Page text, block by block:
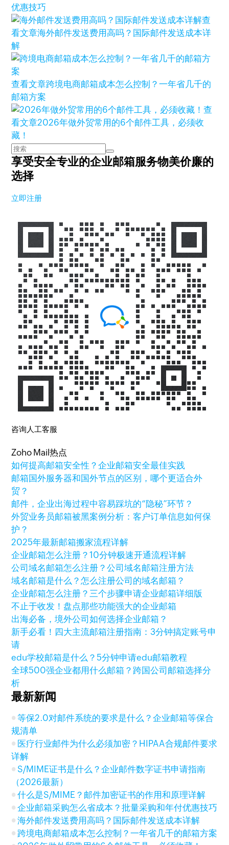
优惠技巧
查
看文章海外邮件发送费用高吗？国际邮件发送成本详
解
查看文章跨境电商邮箱成本怎么控制？一年省几千的
邮箱方案
查
看文章2026年做外贸常用的6个邮件工具，必须收
藏！
享受安全专业的企业邮箱服务物美价廉的
选择
立即注册
咨询人工客服
Zoho Mail热点
如何提高邮箱安全性？企业邮箱安全最佳实践
邮箱国外服务器和国外节点的区别，哪个更适合外
贸？
邮件，企业出海过程中容易踩坑的“隐秘”环节？
外贸业务员邮箱被黑案例分析：客户订单信息如何保
护？
2025年最新邮箱搬家流程详解
企业邮箱怎么注册？10分钟极速开通流程详解
公司域名邮箱怎么注册？公司域名邮箱注册方法
域名邮箱是什么？怎么注册公司的域名邮箱？
企业邮箱怎么注册？三个步骤申请企业邮箱详细版
不止于收发！盘点那些功能强大的企业邮箱
出海必备，境外公司如何选择企业邮箱？
新手必看！四大主流邮箱注册指南：3分钟搞定账号申
请
edu学校邮箱是什么？5分钟申请edu邮箱教程
全球500强企业都用什么邮箱？跨国公司邮箱选择分
析
最新新闻
等保2.0对邮件系统的要求是什么？企业邮箱等保合
规清单
医疗行业邮件为什么必须加密？HIPAA合规邮件要求
详解
S/MIME证书是什么？企业邮件数字证书申请指南
（2026最新）
什么是S/MIME？邮件加密证书的作用和原理详解
企业邮箱采购怎么省成本？批量采购和年付优惠技巧
海外邮件发送费用高吗？国际邮件发送成本详解
跨境电商邮箱成本怎么控制？一年省几千的邮箱方案